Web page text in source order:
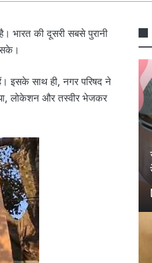
भारत की दूसरी सबसे पुरानी
सके।
इसके साथ ही, नगर परिषद ने
लोकेशन और तस्वीर भेजकर